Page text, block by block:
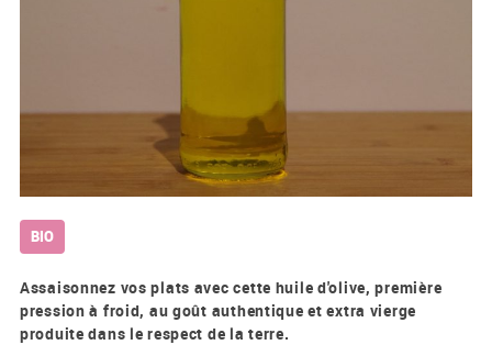
BIO
Assaisonnez vos plats avec cette huile d'olive, première
pression à froid, au goût authentique et extra vierge
produite dans le respect de la terre.